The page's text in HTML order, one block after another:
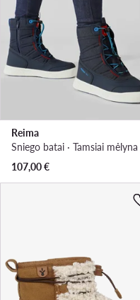
Reima
Sniego batai · Tamsiai mėlyna
107,00€